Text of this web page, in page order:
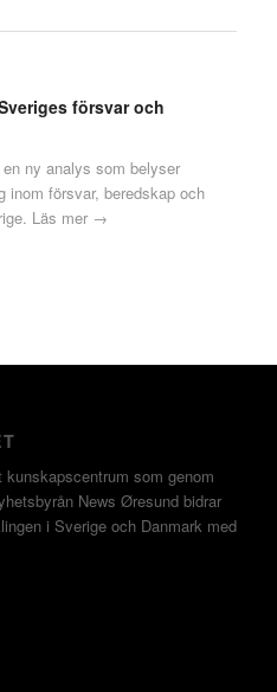
försvar och
ny analys som belyser
inom försvar, beredskap och
Läs mer →
som genom
News Øresund bidrar
i Sverige och Danmark med